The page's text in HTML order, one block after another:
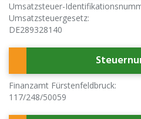
Umsatzsteuer-
Umsatzsteuergesetz:
DE289328140
Finanzamt Fürstenfeldbruck:
117/248/50059